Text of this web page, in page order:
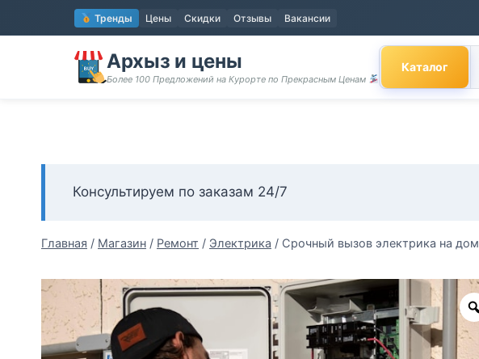
к
содержимому
Тренды Цены Скидки Отзывы Вакансии
Архыз и цены
Более 100 Предложений на Курорте по Прекрасным Ценам
Каталог
Консультируем по заказам 24/7
Главная / Магазин / Ремонт / Электрика / Срочный вызов электрика на дом